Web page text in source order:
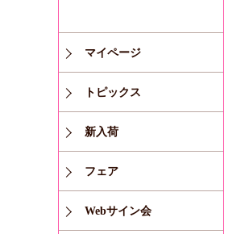
マイページ
トピックス
新入荷
フェア
Webサイン会